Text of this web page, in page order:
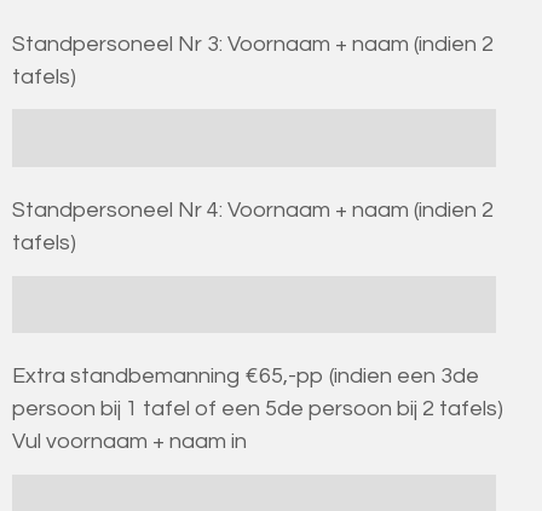
Standpersoneel Nr 3: Voornaam + naam (indien 2
tafels)
Standpersoneel Nr 4: Voornaam + naam (indien 2
tafels)
Extra standbemanning €65,-pp (indien een 3de
persoon bij 1 tafel of een 5de persoon bij 2 tafels)
Vul voornaam + naam in